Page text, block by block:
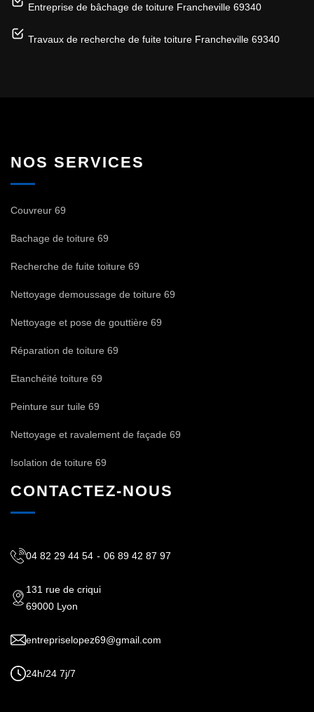
Entreprise de bâchage de toiture Francheville 69340
Travaux de recherche de fuite toiture Francheville 69340
NOS SERVICES
Couvreur 69
Bachage de toiture 69
Recherche de fuite toiture 69
Nettoyage demoussage de toiture 69
Nettoyage et pose de gouttière 69
Réparation de toiture 69
Etanchéité toiture 69
Peinture sur tuile 69
Nettoyage et ravalement de façade 69
Isolation de toiture 69
CONTACTEZ-NOUS
04 82 29 44 54 - 06 89 42 87 97
131 rue de criqui
69000 Lyon
entrepriselopez69@gmail.com
24h/24 7j/7